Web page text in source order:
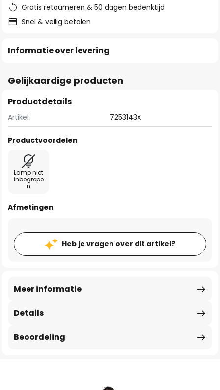
gallerij
Gratis retourneren & 50 dagen bedenktijd
Snel & veilig betalen
Informatie over levering
Gelijkaardige producten
Productdetails
Artikel: 7253143X
Productvoordelen
Lamp niet
inbegrepe
n
Afmetingen
Heb je vragen over dit artikel?
Details
Meer informatie
Beoordeling